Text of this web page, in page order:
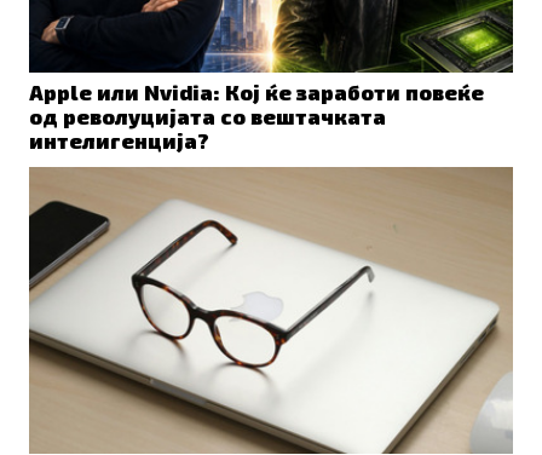
Apple или Nvidia: Кој ќе заработи повеќе
од револуцијата со вештачката
интелигенција?